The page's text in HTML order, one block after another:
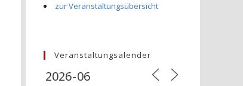
zur Veranstaltungsübersicht
Veranstaltungsalender